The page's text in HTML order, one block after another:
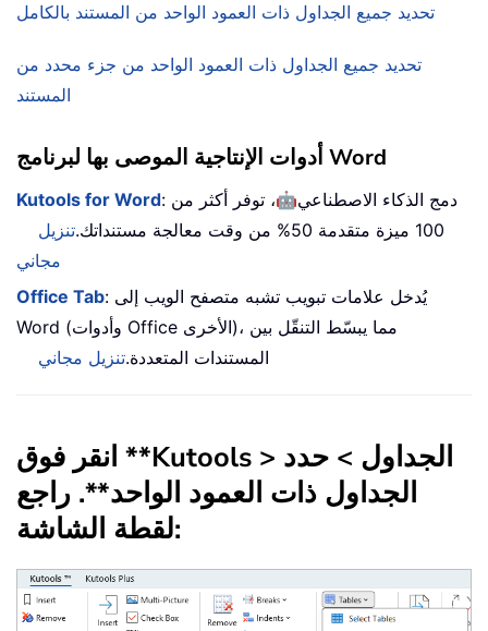
تحديد جميع الجداول ذات العمود الواحد من المستند بالكامل
تحديد جميع الجداول ذات العمود الواحد من جزء محدد من
المستند
أدوات الإنتاجية الموصى بها لبرنامج Word
Kutools for Word : دمج الذكاء الاصطناعي🤖، توفر أكثر من
100 ميزة متقدمة 50% من وقت معالجة مستنداتك.
تنزيل
مجاني
Office Tab: يُدخل علامات تبويب تشبه متصفح الويب إلى
Word (وأدوات Office الأخرى)، مما يبسّط التنقّل بين
المستندات المتعددة.تنزيل مجاني
انقر فوق **Kutools > الجداول > حدد
الجداول ذات العمود الواحد**. راجع
لقطة الشاشة: